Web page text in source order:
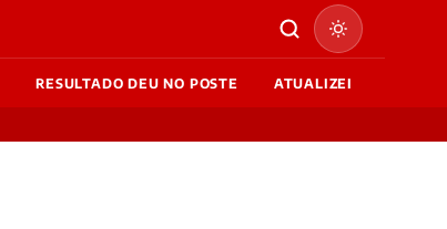
RESULTADO DEU NO POSTE ATUALIZEI